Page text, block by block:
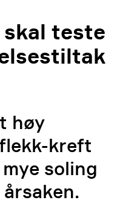
teste
høy
kreft
soling